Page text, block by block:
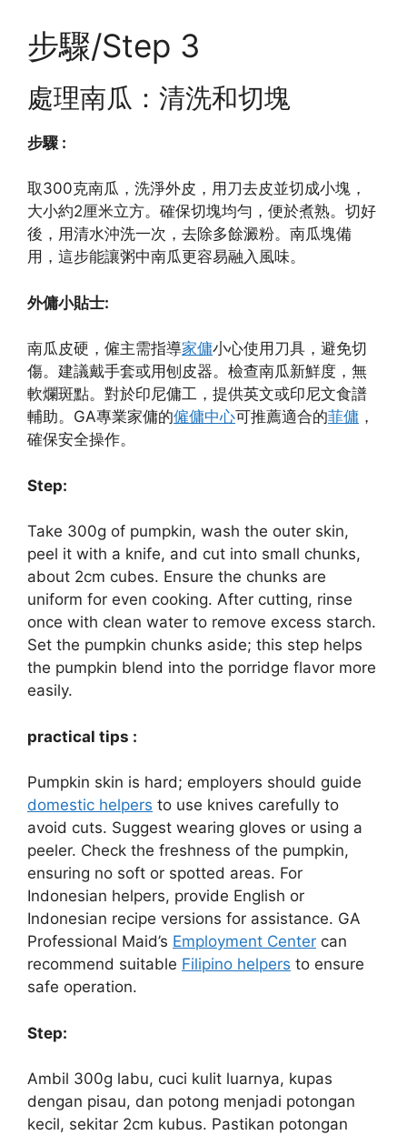
步驟/Step 3
處理南瓜：清洗和切塊
步驟 :
取300克南瓜，洗淨外皮，用刀去皮並切成小塊，
大小約2厘米立方。確保切塊均勻，便於煮熟。切好
後，用清水沖洗一次，去除多餘澱粉。南瓜塊備
用，這步能讓粥中南瓜更容易融入風味。
外傭小貼士:
南瓜皮硬，僱主需指導家傭小心使用刀具，避免切
傷。建議戴手套或用刨皮器。檢查南瓜新鮮度，無
軟爛斑點。對於印尼傭工，提供英文或印尼文食譜
輔助。GA專業家傭的僱傭中心可推薦適合的菲傭 ，
確保安全操作。
Step:
Take 300g of pumpkin, wash the outer skin,
peel it with a knife, and cut into small chunks,
about 2cm cubes. Ensure the chunks are
uniform for even cooking. After cutting, rinse
once with clean water to remove excess starch.
Set the pumpkin chunks aside; this step helps
the pumpkin blend into the porridge flavor more
easily.
practical tips :
Pumpkin skin is hard; employers should guide
domestic helpers to use knives carefully to
avoid cuts. Suggest wearing gloves or using a
peeler. Check the freshness of the pumpkin,
ensuring no soft or spotted areas. For
Indonesian helpers, provide English or
Indonesian recipe versions for assistance. GA
Professional Maid’s Employment Center can
recommend suitable Filipino helpers to ensure
safe operation.
Step:
Ambil 300g labu, cuci kulit luarnya, kupas
dengan pisau, dan potong menjadi potongan
kecil, sekitar 2cm kubus. Pastikan potongan